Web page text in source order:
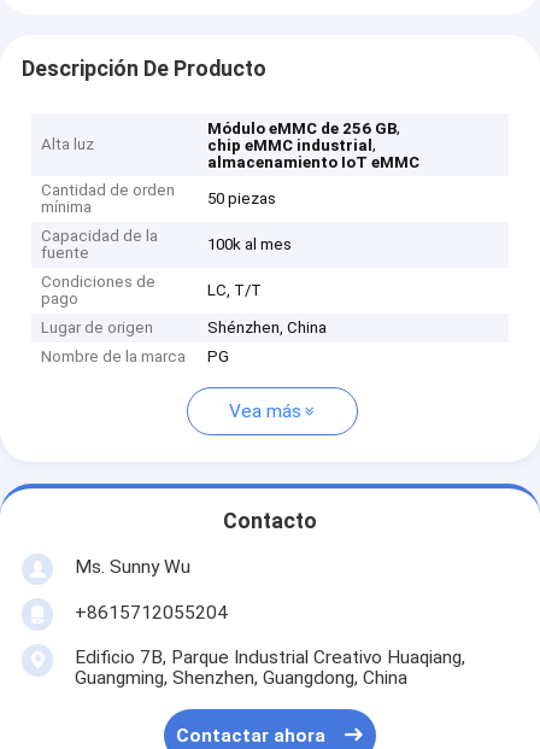
Descripción De Producto
Alta luz
Módulo eMMC de 256 GB,
chip eMMC industrial,
almacenamiento IoT eMMC
Cantidad de orden
mínima
50 piezas
Capacidad de la
fuente
100k al mes
Condiciones de
pago
LC, T/T
Lugar de origen
Shénzhen, China
Nombre de la marca
PG
Vea más
Contacto
Ms. Sunny Wu
+8615712055204
Edificio 7B, Parque Industrial Creativo Huaqiang,
Guangming, Shenzhen, Guangdong, China
Contactar ahora